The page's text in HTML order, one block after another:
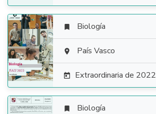

 Biología
 País Vasco
 Extraordinaria de 2022
 Biología